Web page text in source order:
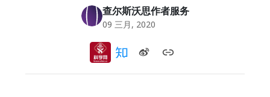
查尔斯沃思作者服务
09 三月, 2020